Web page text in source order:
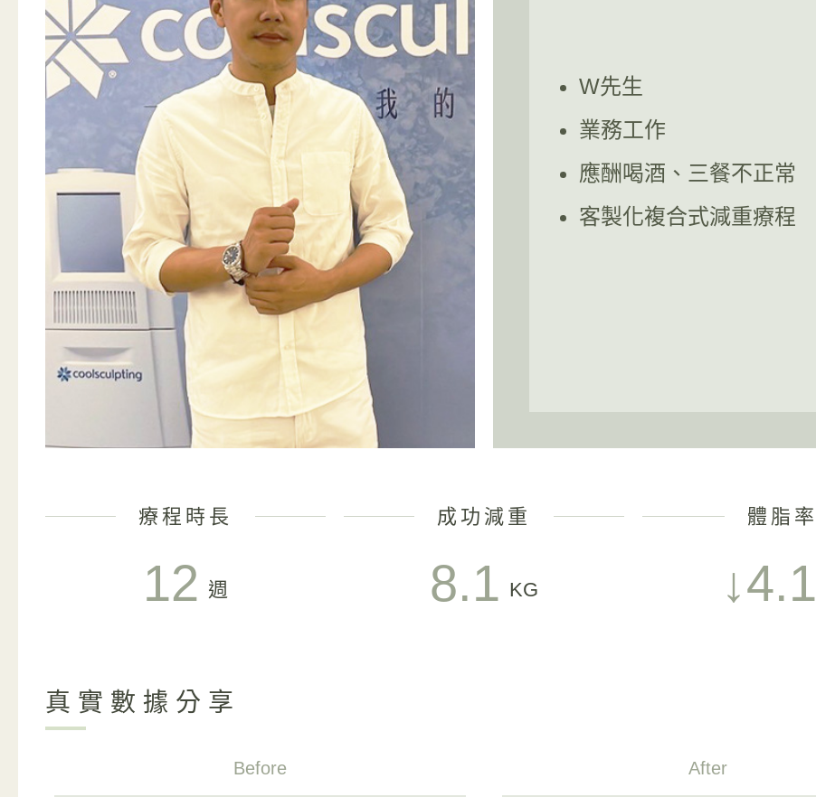
W先生
業務工作
應酬喝酒、三餐不正常
客製化複合式減重療程
療程時長
12 週
成功減重
8.1 KG
體脂率
↓4.1
真實數據分享
Before After